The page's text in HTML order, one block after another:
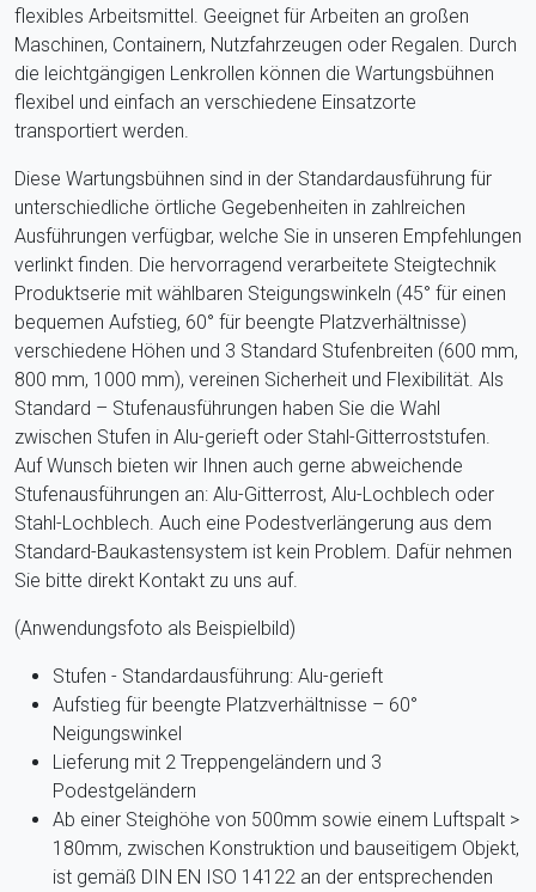
flexibles Arbeitsmittel. Geeignet für Arbeiten an großen
Maschinen, Containern, Nutzfahrzeugen oder Regalen. Durch
die leichtgängigen Lenkrollen können die Wartungsbühnen
flexibel und einfach an verschiedene Einsatzorte
transportiert werden.
Diese Wartungsbühnen sind in der Standardausführung für
unterschiedliche örtliche Gegebenheiten in zahlreichen
Ausführungen verfügbar, welche Sie in unseren Empfehlungen
verlinkt finden. Die hervorragend verarbeitete Steigtechnik
Produktserie mit wählbaren Steigungswinkeln (45° für einen
bequemen Aufstieg, 60° für beengte Platzverhältnisse)
verschiedene Höhen und 3 Standard Stufenbreiten (600 mm,
800 mm, 1000 mm), vereinen Sicherheit und Flexibilität. Als
Standard – Stufenausführungen haben Sie die Wahl
zwischen Stufen in Alu-gerieft oder Stahl-Gitterroststufen.
Auf Wunsch bieten wir Ihnen auch gerne abweichende
Stufenausführungen an: Alu-Gitterrost, Alu-Lochblech oder
Stahl-Lochblech. Auch eine Podestverlängerung aus dem
Standard-Baukastensystem ist kein Problem. Dafür nehmen
Sie bitte direkt Kontakt zu uns auf.
(Anwendungsfoto als Beispielbild)
Stufen - Standardausführung: Alu-gerieft
Aufstieg für beengte Platzverhältnisse – 60°
Neigungswinkel
Lieferung mit 2 Treppengeländern und 3
Podestgeländern
Ab einer Steighöhe von 500mm sowie einem Luftspalt >
180mm, zwischen Konstruktion und bauseitigem Objekt,
ist gemäß DIN EN ISO 14122 an der entsprechenden